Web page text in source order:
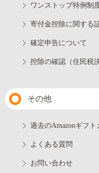
ワンストップ特例制
寄付金控除に関する
確定申告について
控除の確認（住民税
その他
過去のAmazonギフ
よくある質問
お問い合わせ